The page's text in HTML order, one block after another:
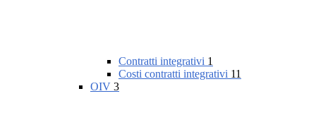
Contratti integrativi 1
Costi contratti integrativi 11
OIV 3